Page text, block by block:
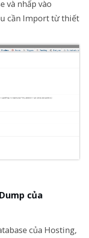
và nhấp vào
cần Import từ thiết
của
của Hosting,